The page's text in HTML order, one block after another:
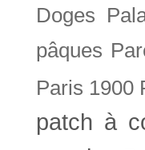
Doges
pâques
Paris 1900
patch à